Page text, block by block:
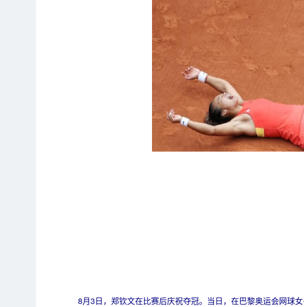
8月3日，郑钦文在比赛后庆祝夺冠。当日，在巴黎奥运会网球